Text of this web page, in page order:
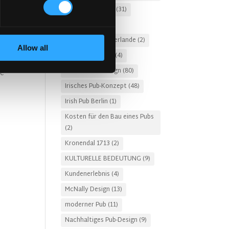
Allow all
Irische Pub-Firma
(31)
Irischer Pub Niederlande (2)
(4)
Irisches Pub-Design (80)
Irisches Pub-Konzept (48)
Irish Pub Berlin (1)
Kosten für den Bau eines Pubs
(2)
Kronendal 1713 (2)
KULTURELLE BEDEUTUNG (9)
Kundenerlebnis (4)
McNally Design (13)
moderner Pub (11)
Nachhaltiges Pub-Design (9)